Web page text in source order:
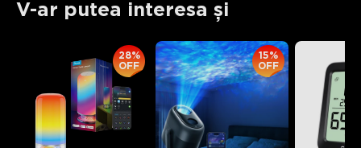
V-ar putea interesa și
28%
OFF
15%
OFF